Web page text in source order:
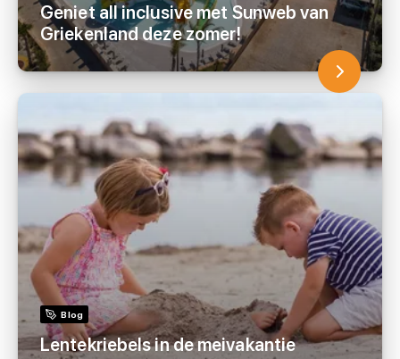
Geniet all inclusive met Sunweb van
Griekenland deze zomer!
Blog
Lentekriebels in de meivakantie